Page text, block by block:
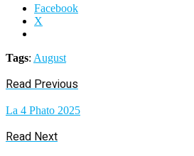
Facebook
X
Tags: August
Read Previous
La 4 Phato 2025
Read Next